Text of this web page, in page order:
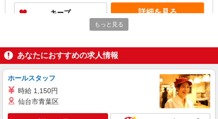
日祝手当（月平均2回分）等、毎月平均的に支払わ
れる手当を含みます。 ※介護福祉士のみ、特別職
務手当も含む ◎残業時は別途時間外手当支給（超
過1分〜） ◎賞与 基本給2.08ヶ月分/年支給
キープ 詳細を見る
登録ヘルパー
時給：1,230円 ーーーーーーー 【資格取得
千葉県千葉市稲毛区作草部町578-1 2階
詳細を見る
もっと見る
あなたにおすすめの求人情報
ホールスタッフ
時給 1,150円
仙台市青葉区